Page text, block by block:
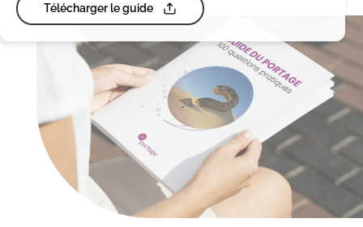
Télécharger le guide